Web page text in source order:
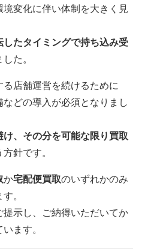
変化に伴い体制を大きく見
たタイミングで持ち込み受
た。
店舗運営を続けるために
どの導入が必須となりまし
、その分を可能な限り買取
方針です。
か宅配便買取のいずれかのみ
。
示し、ご納得いただいてか
ます。